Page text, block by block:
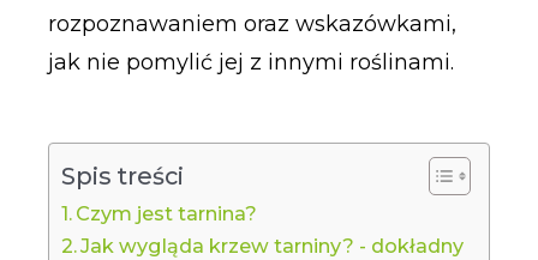
rozpoznawaniem oraz wskazówkami,
jak nie pomylić jej z innymi roślinami.
Spis treści
Czym jest tarnina?
Jak wygląda krzew tarniny? - dokładny